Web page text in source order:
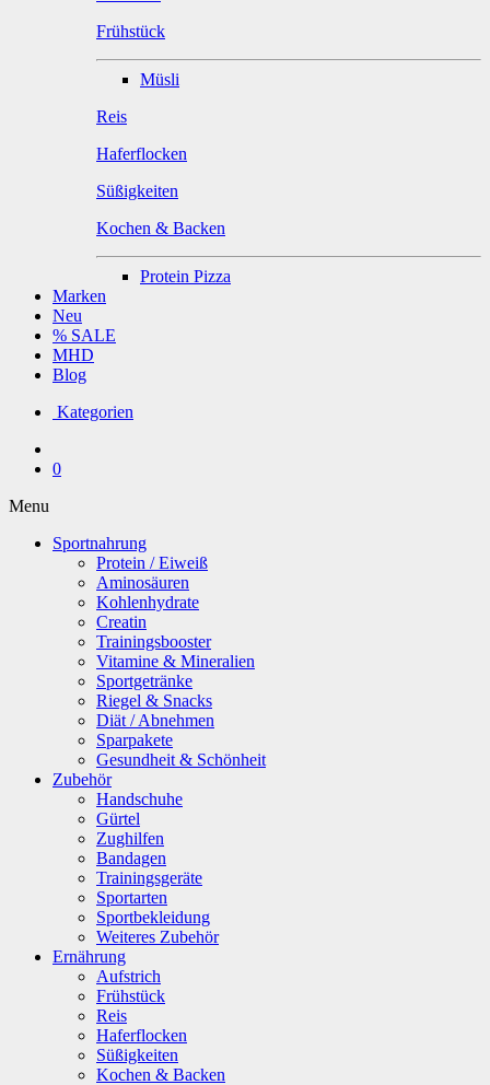
Frühstück
Müsli
Reis
Haferflocken
Süßigkeiten
Kochen & Backen
Protein Pizza
Marken
Neu
% SALE
MHD
Blog
Kategorien
0
Menu
Sportnahrung
Protein / Eiweiß
Aminosäuren
Kohlenhydrate
Creatin
Trainingsbooster
Vitamine & Mineralien
Sportgetränke
Riegel & Snacks
Diät / Abnehmen
Sparpakete
Gesundheit & Schönheit
Zubehör
Handschuhe
Gürtel
Zughilfen
Bandagen
Trainingsgeräte
Sportarten
Sportbekleidung
Weiteres Zubehör
Ernährung
Aufstrich
Frühstück
Reis
Haferflocken
Süßigkeiten
Kochen & Backen